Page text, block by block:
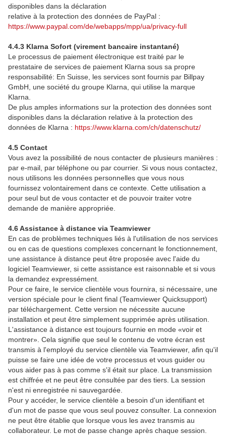
disponibles dans la déclaration
relative à la protection des données de PayPal :
https://www.paypal.com/de/webapps/mpp/ua/privacy-full
4.4.3 Klarna Sofort (virement bancaire instantané)
Le processus de paiement électronique est traité par le
prestataire de services de paiement Klarna sous sa propre
responsabilité: En Suisse, les services sont fournis par Billpay
GmbH, une société du groupe Klarna, qui utilise la marque
Klarna.
De plus amples informations sur la protection des données sont
disponibles dans la déclaration relative à la protection des
données de Klarna : https://www.klarna.com/ch/datenschutz/
4.5 Contact
Vous avez la possibilité de nous contacter de plusieurs manières :
par e-mail, par téléphone ou par courrier. Si vous nous contactez,
nous utilisons les données personnelles que vous nous
fournissez volontairement dans ce contexte. Cette utilisation a
pour seul but de vous contacter et de pouvoir traiter votre
demande de manière appropriée.
4.6 Assistance à distance via Teamviewer
En cas de problèmes techniques liés à l'utilisation de nos services
ou en cas de questions complexes concernant le fonctionnement,
une assistance à distance peut être proposée avec l'aide du
logiciel Teamviewer, si cette assistance est raisonnable et si vous
la demandez expressément.
Pour ce faire, le service clientèle vous fournira, si nécessaire, une
version spéciale pour le client final (Teamviewer Quicksupport)
par téléchargement. Cette version ne nécessite aucune
installation et peut être simplement supprimée après utilisation.
L'assistance à distance est toujours fournie en mode «voir et
montrer». Cela signifie que seul le contenu de votre écran est
transmis à l'employé du service clientèle via Teamviewer, afin qu'il
puisse se faire une idée de votre processus et vous guider ou
vous aider pas à pas comme s'il était sur place. La transmission
est chiffrée et ne peut être consultée par des tiers. La session
n'est ni enregistrée ni sauvegardée.
Pour y accéder, le service clientèle a besoin d'un identifiant et
d'un mot de passe que vous seul pouvez consulter. La connexion
ne peut être établie que lorsque vous les avez transmis au
collaborateur. Le mot de passe change après chaque session.